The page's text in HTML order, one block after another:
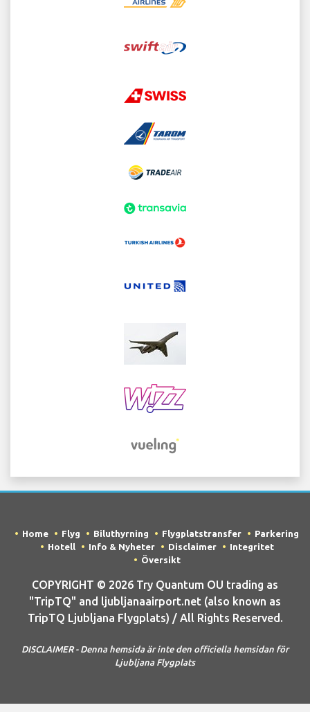
Home Flyg Biluthyrning Flygplatstransfer
Parkering
Hotell
Info & Nyheter Disclaimer
Integritet
Översikt
COPYRIGHT © 2026 Try Quantum OU trading as
"TripTQ" and ljubljanaairport.net (also known as
TripTQ Ljubljana Flygplats) / All Rights Reserved.
DISCLAIMER - Denna hemsida är inte den officiella hemsidan för
Ljubljana Flygplats